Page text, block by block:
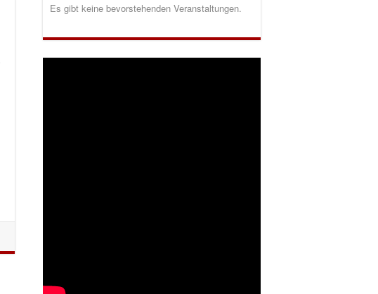
Es gibt keine bevorstehenden Veranstaltungen.